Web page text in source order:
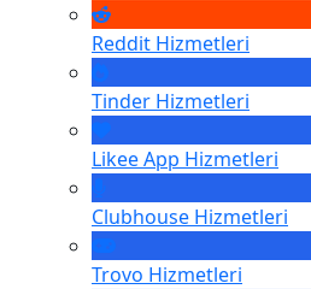
Reddit Hizmetleri
Tinder Hizmetleri
Likee App Hizmetleri
Clubhouse Hizmetleri
Trovo Hizmetleri